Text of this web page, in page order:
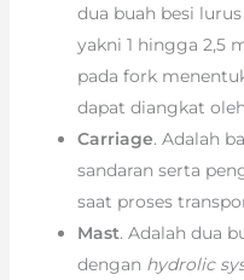
dua buah besi
yakni 1 hingga 2,5
pada fork
dapat diangkat
Carriage. Adalah
sandaran serta
saat proses
Mast. Adalah dua
dengan hydrolic